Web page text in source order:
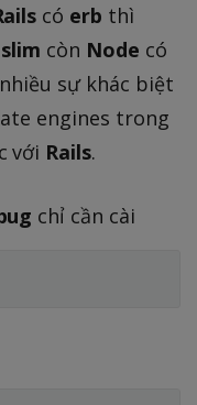
có erb thì
slim còn Node có
sự khác biệt
engines trong
với Rails.
chỉ cần cài